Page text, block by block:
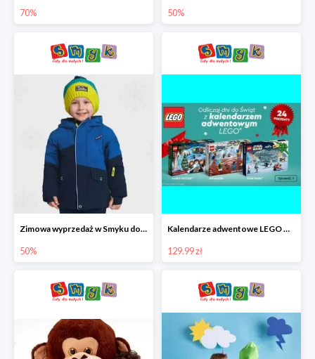
70% 50%
Zimowa wyprzedaż w Smyku do -50%
50%
Kalendarze adwentowe LEGO w Smyku w super cenie
129.99 zł